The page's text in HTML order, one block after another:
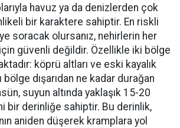
havuz ya da denizlerden çok
bir karaktere sahiptir. En riskli
soracak olursanız, nehirlerin her
güvenli değildir. Özellikle iki bölge
köprü altları ve eski kayalık
dışarıdan ne kadar durağan
suyun altında yaklaşık 15-20
bir derinliğe sahiptir. Bu derinlik,
aniden düşerek kramplara yol